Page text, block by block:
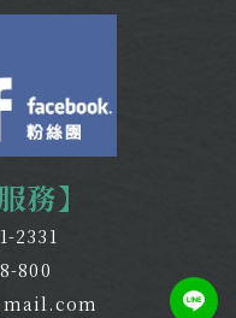
務】
2331
800